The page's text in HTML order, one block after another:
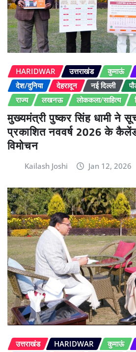
HARIDWAR उत्तराखंड कुमाऊं
देश/दुनिया
देहरादून नई दिल्ली
राज्य
लखनऊ लोककला/साहित्य
मुख्यमंत्री पुष्कर सिंह धामी ने
प्रकाशित नववर्ष 2026 के
विमोचन
Kailash Joshi Jan 12, 2026
उत्तराखंड HARIDWAR कुमाऊं